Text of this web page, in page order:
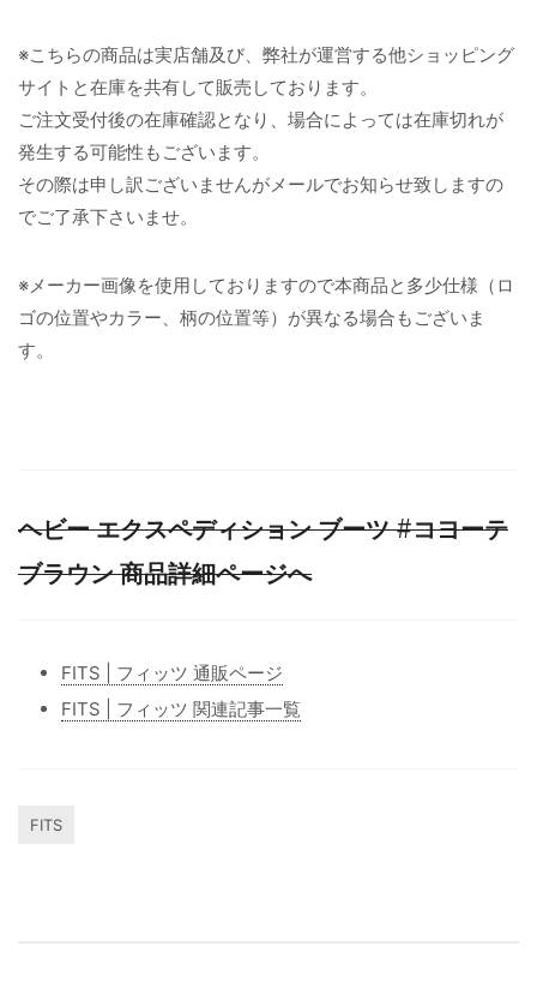
※こちらの商品は実店舗及び、弊社が運営する他ショッピング
サイトと在庫を共有して販売しております。
ご注文受付後の在庫確認となり、場合によっては在庫切れが
発生する可能性もございます。
その際は申し訳ございませんがメールでお知らせ致しますの
でご了承下さいませ。
※メーカー画像を使用しておりますので本商品と多少仕様（ロ
ゴの位置やカラー、柄の位置等）が異なる場合もございま
す。
ヘビー エクスペディション ブーツ #コヨーテ
ブラウン 商品詳細ページへ
FITS | フィッツ 通販ページ
FITS | フィッツ 関連記事一覧
FITS